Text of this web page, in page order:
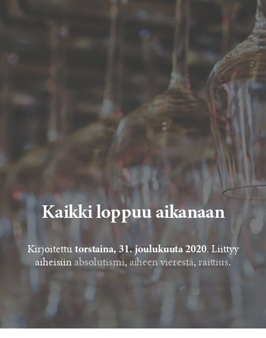
Kaikki loppuu aikanaan
Kirjoitettu torstaina, 31. joulukuuta 2020. Liittyy
aiheisiinabsolutismi, aiheen vierestä, raittius.